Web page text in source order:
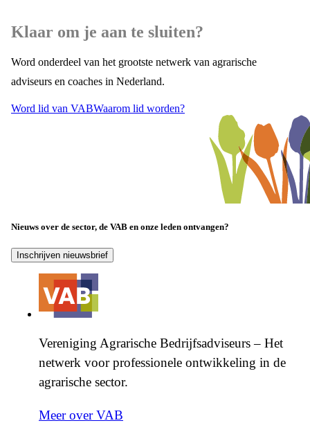
Klaar om je aan te sluiten?
Word onderdeel van het grootste netwerk van agrarische
adviseurs en coaches in Nederland.
Word lid van VABWaarom lid worden?
Nieuws over de sector, de VAB en onze leden ontvangen?
Inschrijven nieuwsbrief
Vereniging Agrarische Bedrijfsadviseurs – Het
netwerk voor professionele ontwikkeling in de
agrarische sector.
Meer over VAB